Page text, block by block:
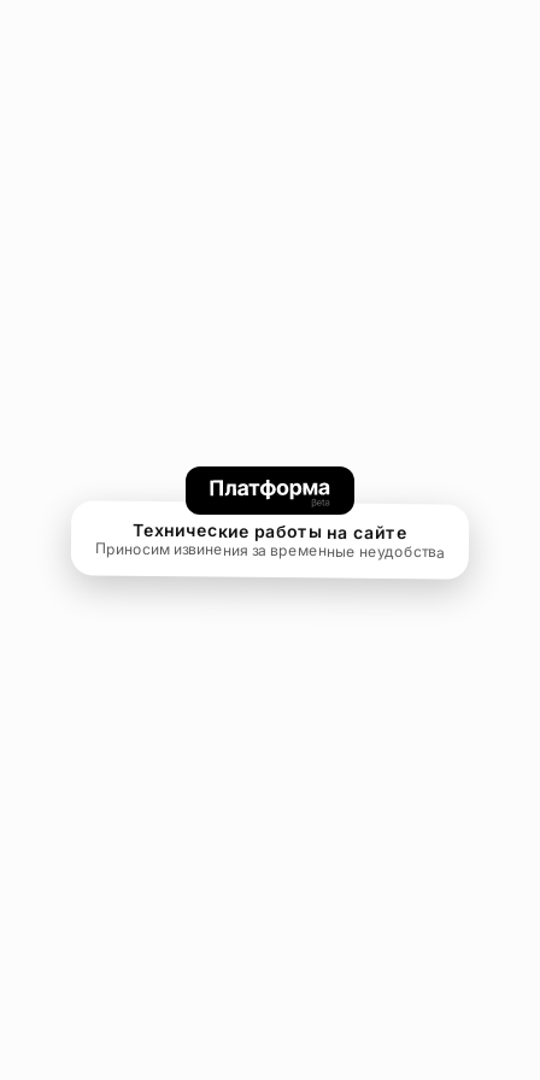
Технические работы на сайте
Приносим извинения за временные неудобства